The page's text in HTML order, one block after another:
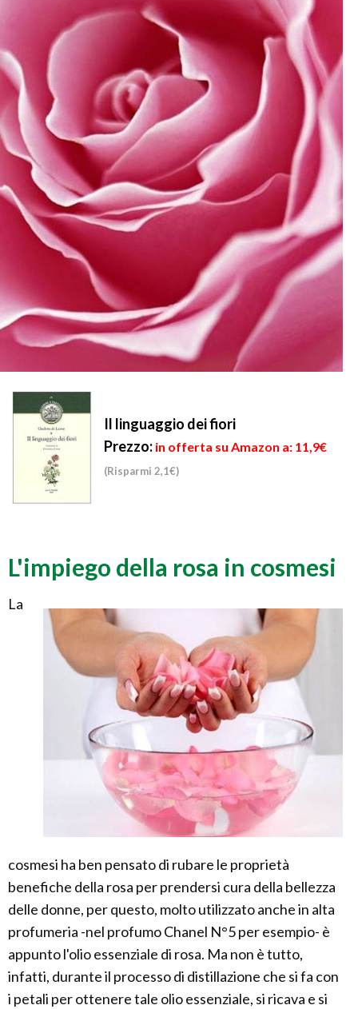
Il linguaggio dei fiori
Prezzo: in offerta su Amazon a: 11,9€
(Risparmi 2,1€)
L'impiego della rosa in cosmesi
La
cosmesi ha ben pensato di rubare le proprietà
benefiche della rosa per prendersi cura della bellezza
delle donne, per questo, molto utilizzato anche in alta
profumeria -nel profumo Chanel N°5 per esempio- è
appunto l'olio essenziale di rosa. Ma non è tutto,
infatti, durante il processo di distillazione che si fa con
i petali per ottenere tale olio essenziale, si ricava e si